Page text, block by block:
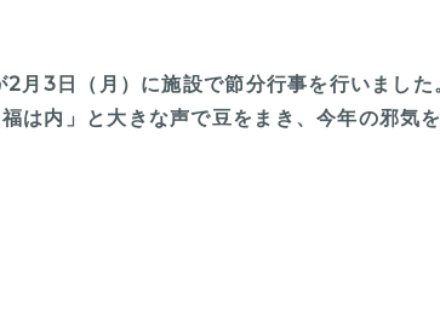
月3日（月）に施設で節分行事を行いました
は内」と大きな声で豆をまき、今年の邪気を